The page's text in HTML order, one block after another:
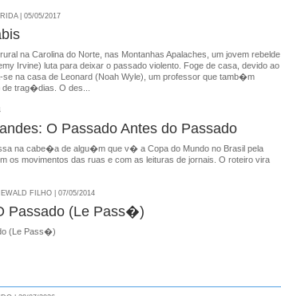
| 05/05/2017
na Carolina do Norte, nas Montanhas Apalaches, um jovem rebelde
Irvine) luta para deixar o passado violento. Foge de casa, devido ao
se na casa de Leonard (Noah Wyle), um professor que tamb�m
trag�dias. O des...
O Passado Antes do Passado
na cabe�a de algu�m que v� a Copa do Mundo no Brasil pela
os movimentos das ruas e com as leituras de jornais. O roteiro vira
FILHO | 07/05/2014
Passado (Le Pass�)
(Le Pass�)